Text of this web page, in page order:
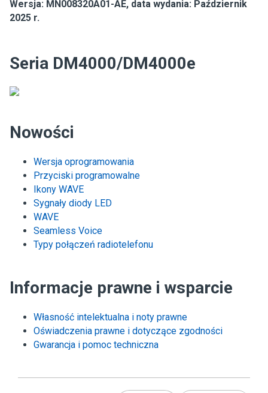
Wersja: MN008320A01-AE, data wydania: Październik
2025 r.
Seria DM4000/DM4000e
Nowości
Wersja oprogramowania
Przyciski programowalne
Ikony WAVE
Sygnały diody LED
WAVE
Seamless Voice
Typy połączeń radiotelefonu
Informacje prawne i wsparcie
Własność intelektualna i noty prawne
Oświadczenia prawne i dotyczące zgodności
Gwarancja i pomoc techniczna